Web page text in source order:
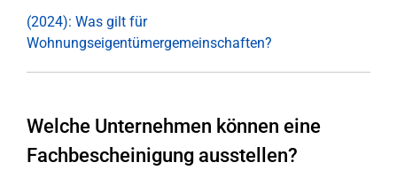
(2024): Was gilt für
Wohnungseigentümergemeinschaften?
Welche Unternehmen können eine
Fachbescheinigung ausstellen?